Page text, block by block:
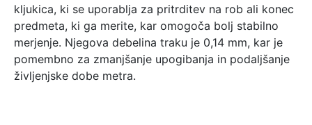
č
n
a
kljukica, ki se uporablja za pritrditev na rob ali konec
predmeta, ki ga merite, kar omogoča bolj stabilno
merjenje. Njegova debelina traku je 0,14 mm, kar je
pomembno za zmanjšanje upogibanja in podaljšanje
življenjske dobe metra.